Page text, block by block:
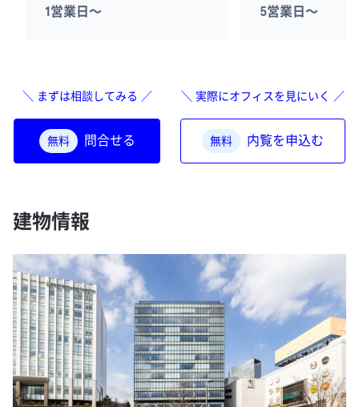
1営業日〜 5営業日〜
＼ まずは相談してみる ／ ＼ 実際にオフィスを見にいく ／
無料 問合せる 無料 内覧を申込む
建物情報